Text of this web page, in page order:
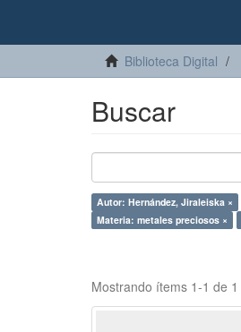
Biblioteca Digital
Buscar
Autor: Hernández, Jiraleiska ×
Materia: metales preciosos ×
Mostrando ítems 1-1 de 1